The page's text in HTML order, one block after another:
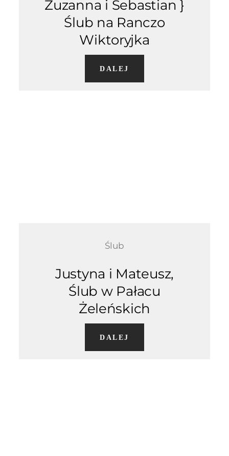
KONTAKT
Zuzanna i Sebastian }
Ślub na Ranczo
Wiktoryjka
DALEJ
Ślub
Justyna i Mateusz,
Ślub w Pałacu
Żeleńskich
DALEJ